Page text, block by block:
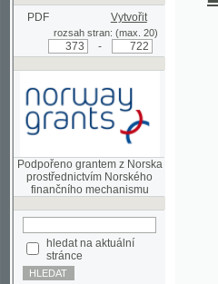
rozsah stran: (max. 20)
Podpořeno grantem z Norska
prostřednictvím Norského
hledat na aktuální
stránce
Pokročilé vyhledávání